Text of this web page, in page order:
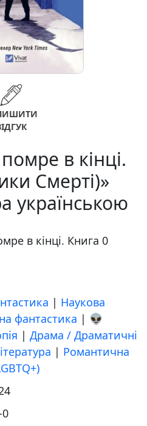
в кінці.
Смерті)»
українською
в кінці. Книга 0
| Наукова
фантастика | 👽
| Драма / Драматичні
| Романтична
0